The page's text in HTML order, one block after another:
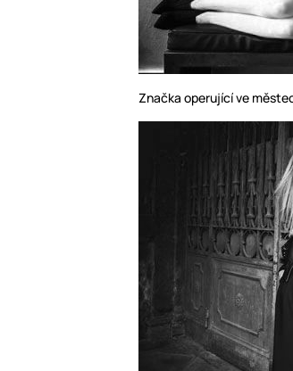
Značka operující ve